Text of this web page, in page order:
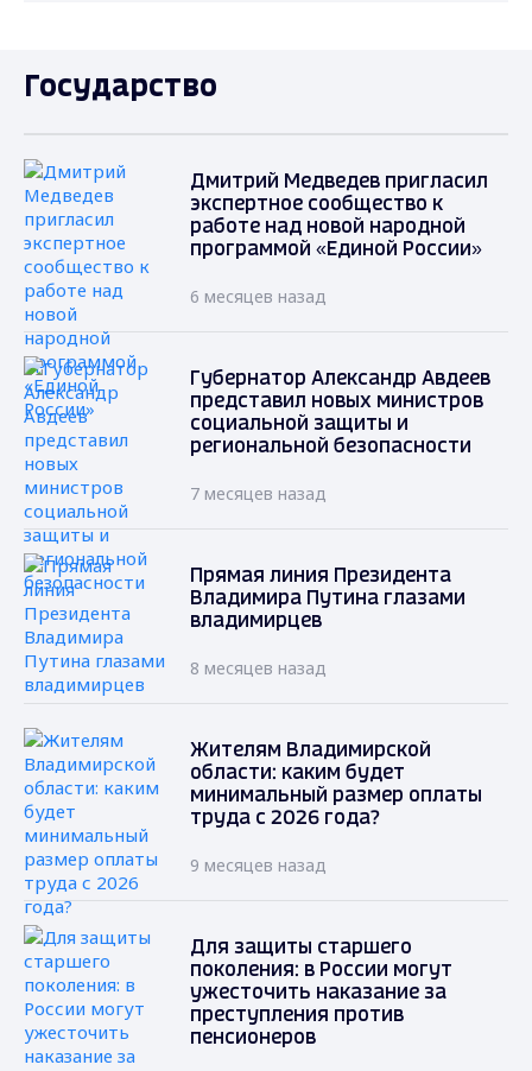
Государство
Дмитрий Медведев пригласил
экспертное сообщество к
работе над новой народной
программой «Единой России»
6 месяцев назад
Губернатор Александр Авдеев
представил новых министров
социальной защиты и
региональной безопасности
7 месяцев назад
Прямая линия Президента
Владимира Путина глазами
владимирцев
8 месяцев назад
Жителям Владимирской
области: каким будет
минимальный размер оплаты
труда с 2026 года?
9 месяцев назад
Для защиты старшего
поколения: в России могут
ужесточить наказание за
преступления против
пенсионеров